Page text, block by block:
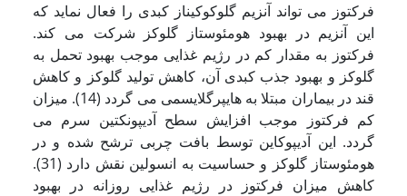
فرکتوز می تواند آنزیم گلوکوکیناز کبدی را فعال نماید که
این آنزیم در بهبود هومئوستاز گلوکز شرکت می کند.
فرکتوز به مقدار کم در رژیم غذایی موجب بهبود تحمل به
گلوکز و بهبود جذب کبدی آن، کاهش تولید گلوکز و کاهش
قند در بیماران مبتلا به هایپرگلایسمی می گردد (14). میزان
کم فرکتوز موجب افزایش سطح آدیپونکتین سرم می
گردد. این آدیپوکاین توسط بافت چربی ترشح شده و در
هومئوستاز گلوکز و حساسیت به انسولین نقش دارد (31).
کاهش میزان فرکتوز در رژیم غذایی روزانه در بهبود